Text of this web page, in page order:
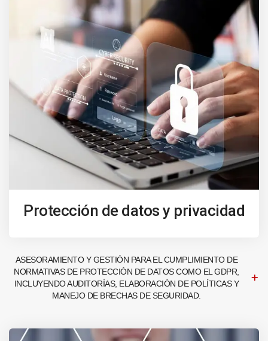
Protección de datos y privacidad
ASESORAMIENTO Y GESTIÓN PARA EL CUMPLIMIENTO DE
NORMATIVAS DE PROTECCIÓN DE DATOS COMO EL GDPR,
INCLUYENDO AUDITORÍAS, ELABORACIÓN DE POLÍTICAS Y
MANEJO DE BRECHAS DE SEGURIDAD.